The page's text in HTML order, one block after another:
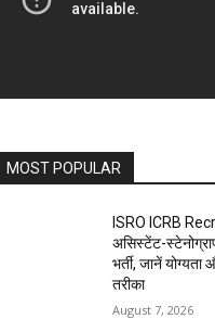
MOST POPULAR
ISRO ICRB
असिस्टेंट-
भर्ती, जानें
तरीका
August 7, 2026